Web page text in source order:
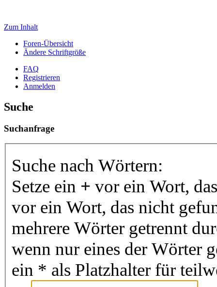
Zum Inhalt
Foren-Übersicht
Ändere Schriftgröße
FAQ
Registrieren
Anmelden
Suche
Suchanfrage
Suche nach Wörtern:
Setze ein + vor ein Wort,
vor ein Wort, das nicht
mehrere Wörter getrennt
wenn nur eines der Wörter
ein * als Platzhalter für